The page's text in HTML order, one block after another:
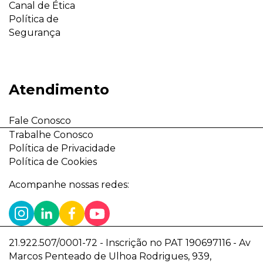
Canal de Ética
Política de
Segurança
Atendimento
Fale Conosco
Trabalhe Conosco
Política de Privacidade
Política de Cookies
Acompanhe nossas redes:
21.922.507/0001-72 - Inscrição no PAT 190697116 - Av
Marcos Penteado de Ulhoa Rodrigues, 939,